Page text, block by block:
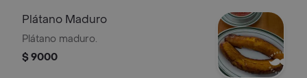
Plátano Maduro
Plátano maduro.
$ 9000